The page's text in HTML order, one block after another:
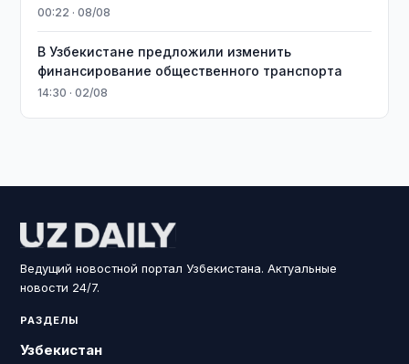
00:22 · 08/08
В Узбекистане предложили изменить
финансирование общественного транспорта
14:30 · 02/08
Ведущий новостной портал Узбекистана. Актуальные
новости 24/7.
РАЗДЕЛЫ
Узбекистан